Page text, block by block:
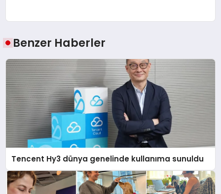
Benzer Haberler
Tencent Hy3 dünya genelinde kullanıma sunuldu